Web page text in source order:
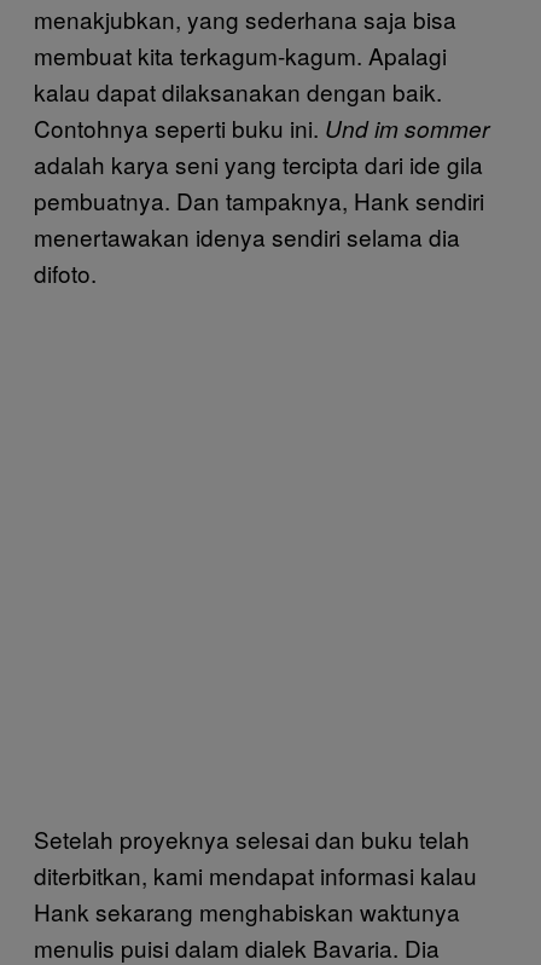
menakjubkan, yang sederhana saja bisa
membuat kita terkagum-kagum. Apalagi
kalau dapat dilaksanakan dengan baik.
Contohnya seperti buku ini. Und im sommer
adalah karya seni yang tercipta dari ide gila
pembuatnya. Dan tampaknya, Hank sendiri
menertawakan idenya sendiri selama dia
difoto.
Setelah proyeknya selesai dan buku telah
diterbitkan, kami mendapat informasi kalau
Hank sekarang menghabiskan waktunya
menulis puisi dalam dialek Bavaria. Dia